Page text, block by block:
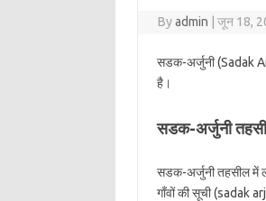
Byadmin जून 18,
सडक-अर्जुनी (Sadak
है।
सडक-अर्जुनी
सडक-अर्जुनी तहसील में
गाँवों की सूची